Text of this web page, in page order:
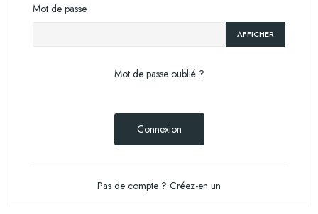
Mot de passe
AFFICHER
Mot de passe oublié ?
Connexion
Pas de compte ? Créez-en un